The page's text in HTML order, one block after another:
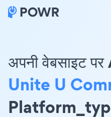
अपनी वेबसाइट
Unite U